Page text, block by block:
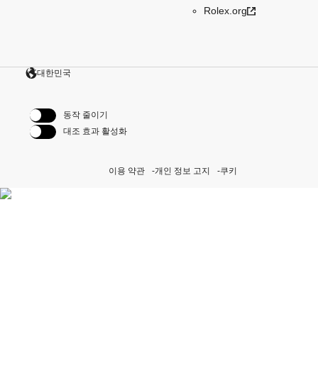
Rolex.org
대한민국
동작 줄이기
대조 효과 활성화
이용 약관 개인 정보 고지 쿠키